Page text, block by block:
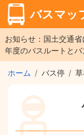
バスマッ
お知らせ：国土交通
年度のバスルートとバ
ホーム バス停